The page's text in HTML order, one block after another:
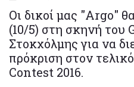
Οι δικοί μας "Argo"
(10/5) στη σκηνή του
Στοκχόλμης για να
πρόκριση στον
Contest 2016.